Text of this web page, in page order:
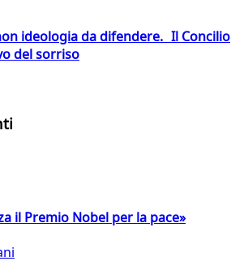
ideologia da difendere. Il Concilio
del sorriso
il Premio Nobel per la pace»